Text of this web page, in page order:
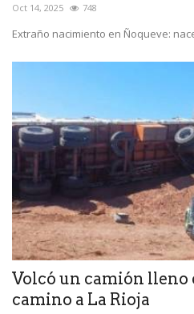
Oct 14, 2025 748
Extraño nacimiento en Ñoqueve:
Volcó un camión lleno
camino a La Rioja